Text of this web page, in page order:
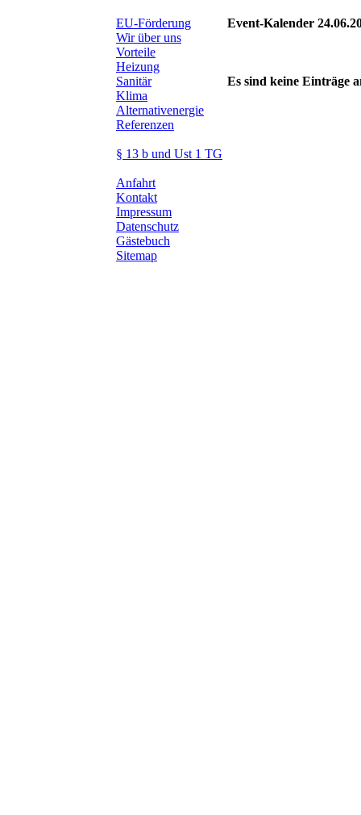
EU-Förderung
Wir über uns
Vorteile
Heizung
Sanitär
Klima
Alternativenergie
Referenzen
§ 13 b und Ust 1 TG
Anfahrt
Kontakt
Impressum
Datenschutz
Gästebuch
Sitemap
Event-Kalender
Es sind keine Einträge